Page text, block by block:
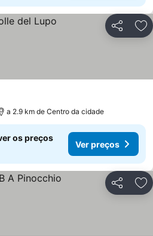
Partilhar
a 2.9 km de Centro da cidade
os preços
Ver preços
Partilhar